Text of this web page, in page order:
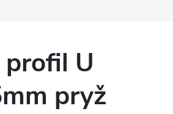
profil U
pryž